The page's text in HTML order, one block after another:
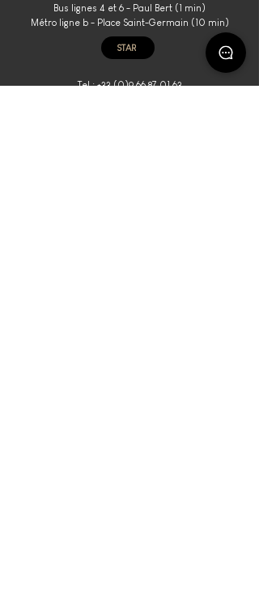
Bus lignes 4 et 6 - Paul Bert (1 min)
Métro ligne b - Place Saint-Germain (10 min)
STAR
​Tel :+33.(0)9.66.87.01.63